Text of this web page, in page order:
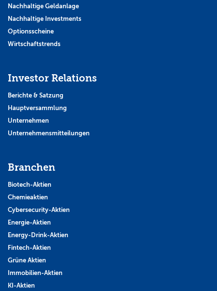
Nachhaltige Geldanlage
Nachhaltige Investments
Optionsscheine
Wirtschaftstrends
Investor Relations
Berichte & Satzung
Hauptversammlung
Unternehmen
Unternehmensmitteilungen
Branchen
Biotech-Aktien
Chemieaktien
Cybersecurity-Aktien
Energie-Aktien
Energy-Drink-Aktien
Fintech-Aktien
Grüne Aktien
Immobilien-Aktien
KI-Aktien